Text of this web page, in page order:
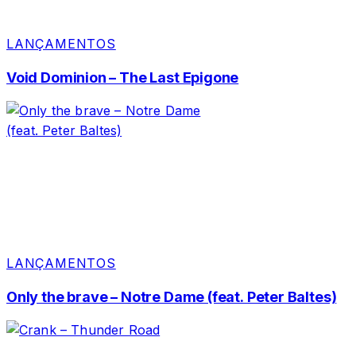
LANÇAMENTOS
Void Dominion – The Last Epigone
LANÇAMENTOS
Only the brave – Notre Dame (feat. Peter Baltes)